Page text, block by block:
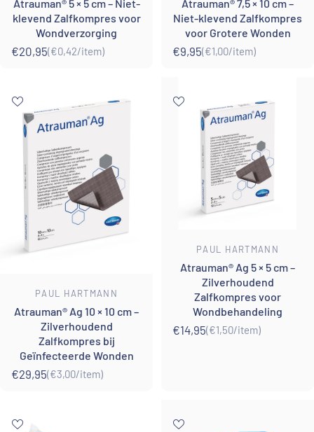
Atrauman® 5 × 5 cm – Niet-
klevend Zalfkompres voor
Wondverzorging
€20,95
Eenheidsprijs
(€0,42/
per item)
Atrauman® 7,5 × 10 cm –
Niet-klevend Zalfkompres
voor Grotere Wonden
€9,95
Eenheidsprijs
(€1,00/
per item)
Leverancier:
PAUL HARTMANN
Atrauman® Ag 10 × 10 cm –
Zilverhoudend
Zalfkompres bij
Geïnfecteerde Wonden
€29,95
Eenheidsprijs
(€3,00/
per item)
Leverancier:
PAUL HARTMANN
Atrauman® Ag 5 × 5 cm –
Zilverhoudend
Zalfkompres voor
Wondbehandeling
€14,95
Eenheidsprijs
(€1,50/
per item)